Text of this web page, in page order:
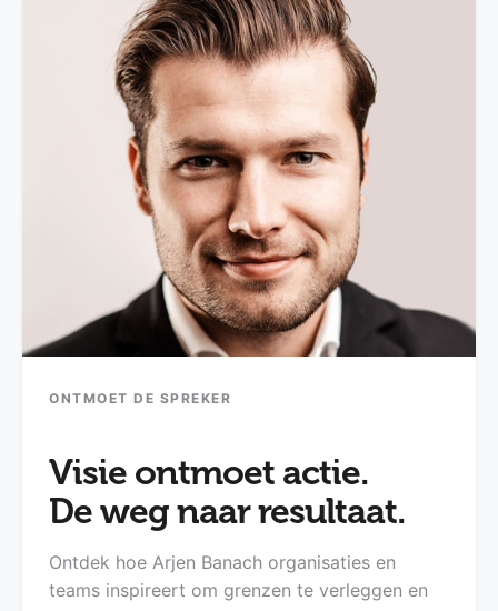
ONTMOET DE SPREKER
Visie ontmoet actie.
De weg naar resultaat.
Ontdek hoe Arjen Banach organisaties en
teams inspireert om grenzen te verleggen en